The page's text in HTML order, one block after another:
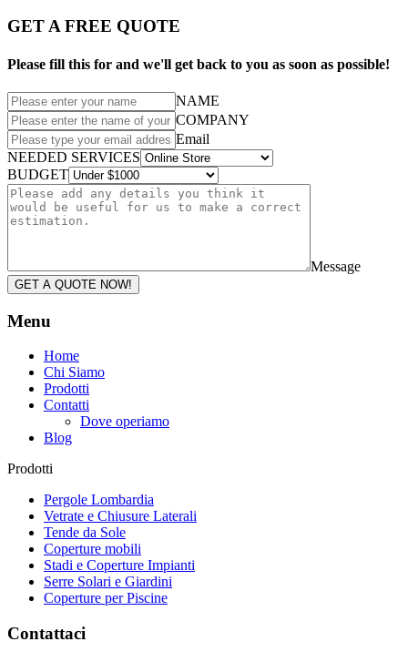
GET A FREE QUOTE
Please fill this for and we'll get back to you as soon as possible!
NAME
COMPANY
Email
NEEDED SERVICES
BUDGET
Message
GET A QUOTE NOW!
Menu
Home
Chi Siamo
Prodotti
Contatti
Dove operiamo
Blog
Prodotti
Pergole Lombardia
Vetrate e Chiusure Laterali
Tende da Sole
Coperture mobili
Stadi e Coperture Impianti
Serre Solari e Giardini
Coperture per Piscine
Contattaci